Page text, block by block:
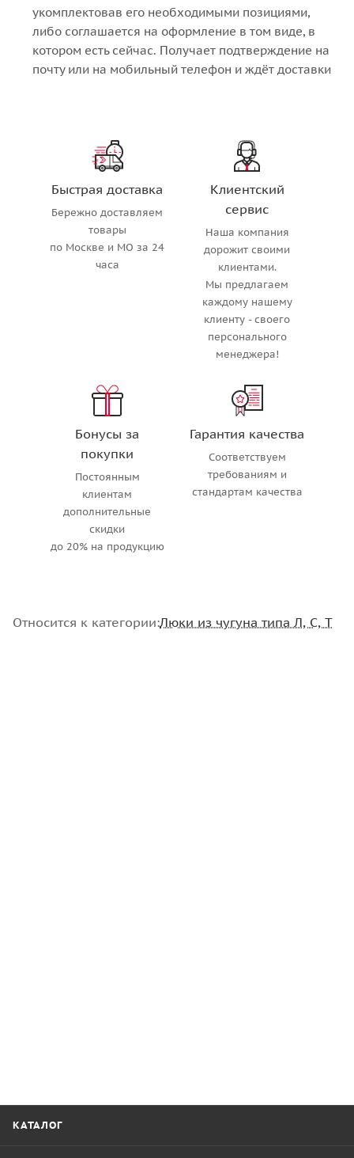
укомплектовав его необходимыми позициями,
либо соглашается на оформление в том виде, в
котором есть сейчас. Получает подтверждение на
почту или на мобильный телефон и ждёт доставки
Быстрая доставка
Бережно доставляем
товары
по Москве и МО за 24
часа
Клиентский
сервис
Наша компания
дорожит своими
клиентами.
Мы предлагаем
каждому нашему
клиенту - своего
персонального
менеджера!
Бонусы за
покупки
Постоянным
клиентам
дополнительные
скидки
до 20% на продукцию
Гарантия качества
Соответствуем
требованиям и
стандартам качества
Относится к категории:Люки из чугуна типа Л, С, Т
КАТАЛОГ